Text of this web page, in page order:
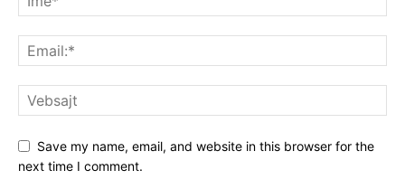
Save my name, email, and website in this browser for the
next time I comment.